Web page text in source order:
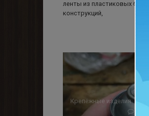
ленты из пластиковых
конструкций,
Крепёжные изделия